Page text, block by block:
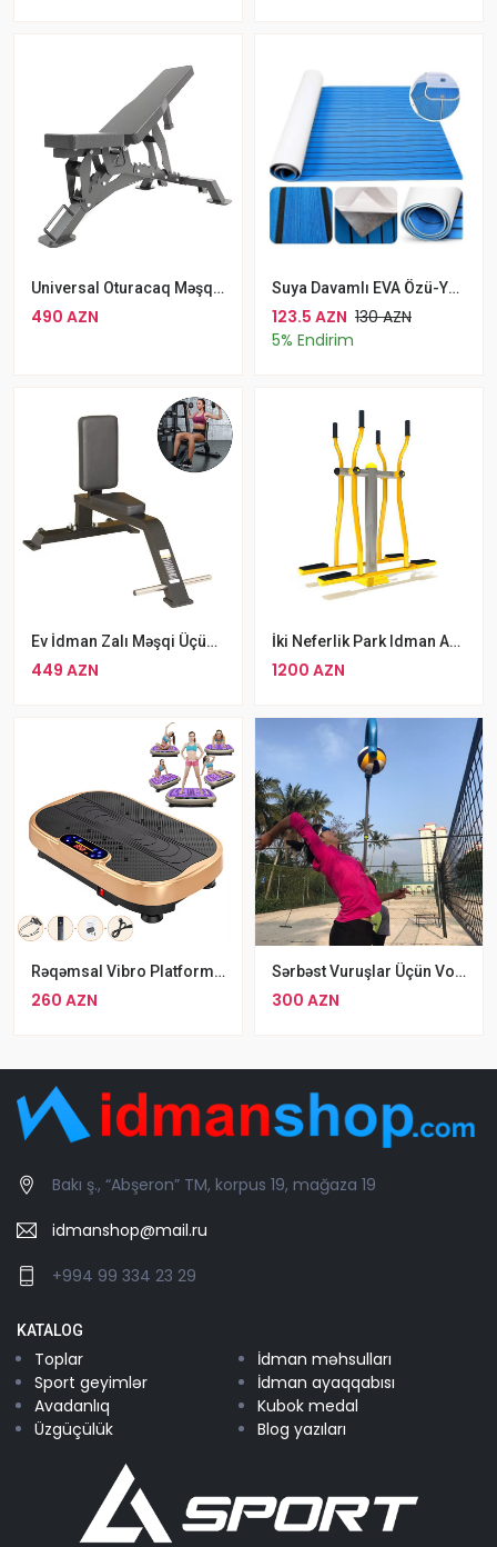
Universal Oturacaq Məşq Masası
490 AZN
Suya Davamlı EVA Özü-Yapışan Sürüşməyən Döşəmə Örtüyü 90x240 Sm
123.5 AZN 130 AZN
5% Endirim
Ev İdman Zalı Məşqi Üçün Fitness Oturacağı
449 AZN
İki Neferlik Park Idman Avadanlığı
1200 AZN
Rəqəmsal Vibro Platforma Vibrasiyalı Fitness Platforması
260 AZN
Sərbəst Vuruşlar Üçün Voleybol Çəngəli Top Təlimçisi
300 AZN
Bakı ş., “Abşeron” TM, korpus 19, mağaza 19
idmanshop@mail.ru
+994 99 334 23 29
KATALOG
Toplar
İdman məhsulları
Sport geyimlər
İdman ayaqqabısı
Avadanlıq
Kubok medal
Üzgüçülük
Blog yazıları